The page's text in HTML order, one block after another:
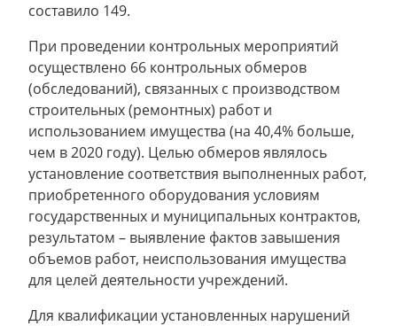
составило 149.
При проведении контрольных мероприятий
осуществлено 66 контрольных обмеров
(обследований), связанных с производством
строительных (ремонтных) работ и
использованием имущества (на 40,4% больше,
чем в 2020 году). Целью обмеров являлось
установление соответствия выполненных работ,
приобретенного оборудования условиям
государственных и муниципальных контрактов,
результатом – выявление фактов завышения
объемов работ, неиспользования имущества
для целей деятельности учреждений.
Для квалификации установленных нарушений